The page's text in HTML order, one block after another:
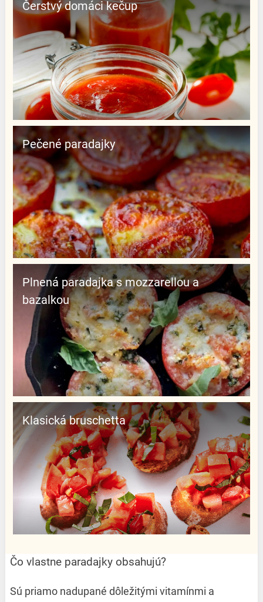
Čerstvý domáci kečup
Pečené paradajky
Plnená paradajka s mozzarellou a
bazalkou
Klasická bruschetta
Čo vlastne paradajky obsahujú?
Sú priamo nadupané dôležitými vitamínmi a